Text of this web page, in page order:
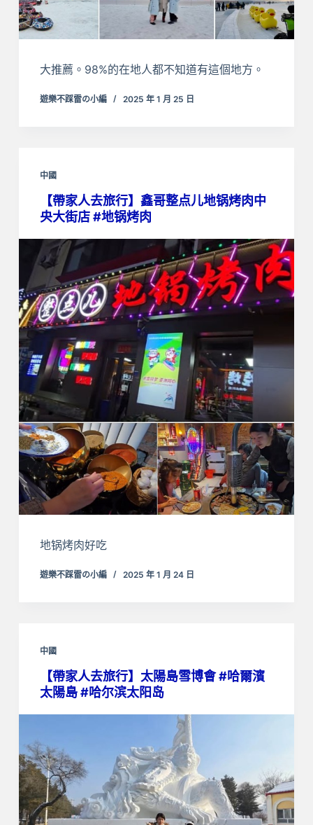
大推薦。98%的在地人都不知道有這個地方。
遊樂不踩雷の小編 2025 年 1 月 25 日
中國
【帶家人去旅行】鑫哥整点儿地锅烤肉中
央大街店 #地锅烤肉
地锅烤肉好吃
遊樂不踩雷の小編 2025 年 1 月 24 日
中國
【帶家人去旅行】太陽島雪博會 #哈爾濱
太陽島 #哈尔滨太阳岛